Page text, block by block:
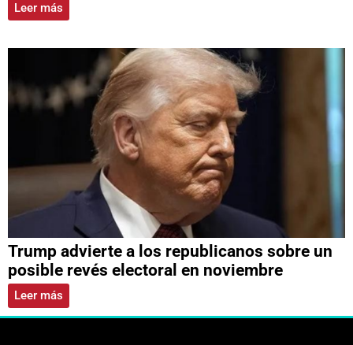
Leer más
Trump advierte a los republicanos sobre un
posible revés electoral en noviembre
Leer más